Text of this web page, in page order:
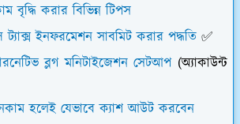
বৃদ্ধি করার বিভিন্ন টিপস
ইনফরমেশন সাবমিট করার পদ্ধতি ✅
ব্লগ মনিটাইজেশন সেটআপ(অ্যাকাউন্ট
হলেই যেভাবে ক্যাশ আউট করবেন